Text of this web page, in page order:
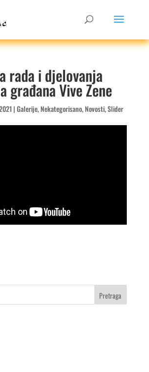
rada i djelovanja
građana Vive Zene
|Galerije,Nekategorisano,Novosti,Slider